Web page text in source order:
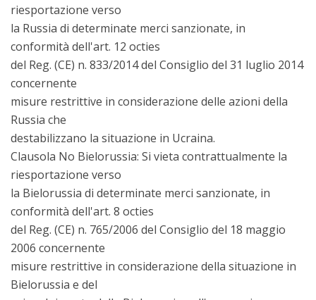
riesportazione verso
la Russia di determinate merci sanzionate, in
conformità dell'art. 12 octies
del Reg. (CE) n. 833/2014 del Consiglio del 31 luglio 2014
concernente
misure restrittive in considerazione delle azioni della
Russia che
destabilizzano la situazione in Ucraina.
Clausola No Bielorussia: Si vieta contrattualmente la
riesportazione verso
la Bielorussia di determinate merci sanzionate, in
conformità dell'art. 8 octies
del Reg. (CE) n. 765/2006 del Consiglio del 18 maggio
2006 concernente
misure restrittive in considerazione della situazione in
Bielorussia e del